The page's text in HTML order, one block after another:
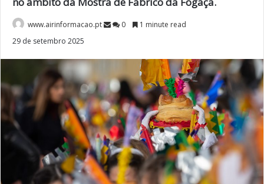
www.airinformacao.pt 0
1 minute read
29 de setembro 2025